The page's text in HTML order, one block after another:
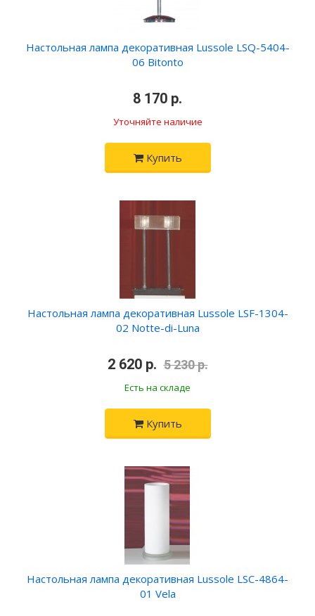
Настольная лампа декоративная Lussole LSQ-5404-
06 Bitonto
8 170 р.
Уточняйте наличие
Купить
Настольная лампа декоративная Lussole LSF-1304-
02 Notte-di-Luna
2 620 р. 5 230 р.
Есть на складе
Купить
Настольная лампа декоративная Lussole LSC-4864-
01 Vela